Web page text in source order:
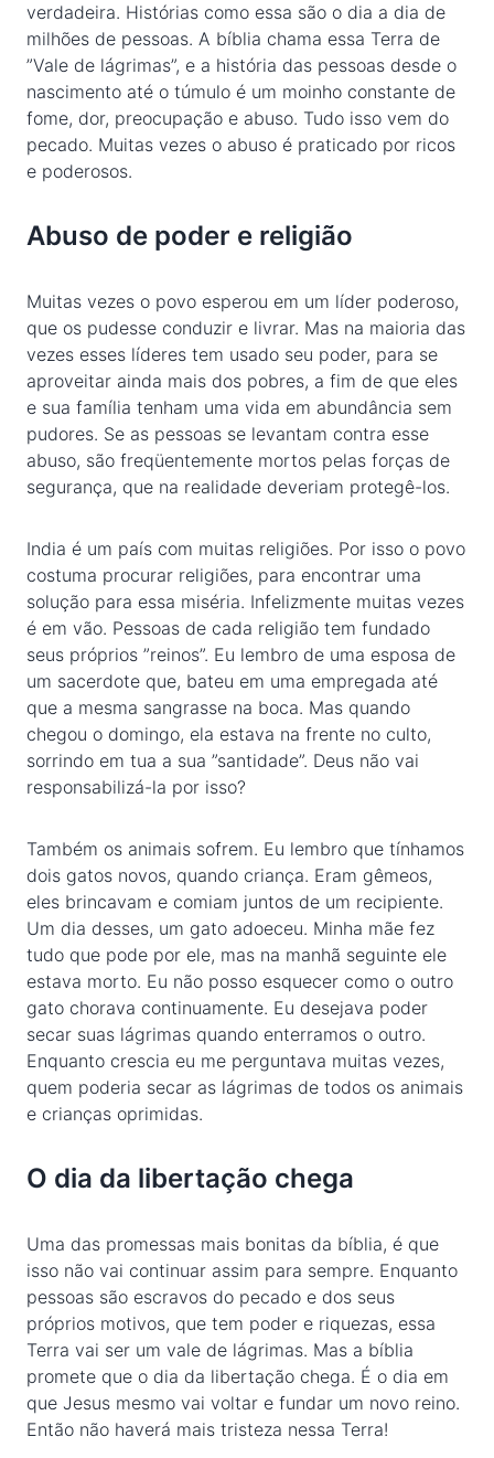
verdadeira. Histórias como essa são o dia a dia de
milhões de pessoas. A bíblia chama essa Terra de
”Vale de lágrimas”, e a história das pessoas desde o
nascimento até o túmulo é um moinho constante de
fome, dor, preocupação e abuso. Tudo isso vem do
pecado. Muitas vezes o abuso é praticado por ricos
e poderosos.
Abuso de poder e religião
Muitas vezes o povo esperou em um líder poderoso,
que os pudesse conduzir e livrar. Mas na maioria das
vezes esses líderes tem usado seu poder, para se
aproveitar ainda mais dos pobres, a fim de que eles
e sua família tenham uma vida em abundância sem
pudores. Se as pessoas se levantam contra esse
abuso, são freqüentemente mortos pelas forças de
segurança, que na realidade deveriam protegê-los.
India é um país com muitas religiões. Por isso o povo
costuma procurar religiões, para encontrar uma
solução para essa miséria. Infelizmente muitas vezes
é em vão. Pessoas de cada religião tem fundado
seus próprios ”reinos”. Eu lembro de uma esposa de
um sacerdote que, bateu em uma empregada até
que a mesma sangrasse na boca. Mas quando
chegou o domingo, ela estava na frente no culto,
sorrindo em tua a sua ”santidade”. Deus não vai
responsabilizá-la por isso?
Também os animais sofrem. Eu lembro que tínhamos
dois gatos novos, quando criança. Eram gêmeos,
eles brincavam e comiam juntos de um recipiente.
Um dia desses, um gato adoeceu. Minha mãe fez
tudo que pode por ele, mas na manhã seguinte ele
estava morto. Eu não posso esquecer como o outro
gato chorava continuamente. Eu desejava poder
secar suas lágrimas quando enterramos o outro.
Enquanto crescia eu me perguntava muitas vezes,
quem poderia secar as lágrimas de todos os animais
e crianças oprimidas.
O dia da libertação chega
Uma das promessas mais bonitas da bíblia, é que
isso não vai continuar assim para sempre. Enquanto
pessoas são escravos do pecado e dos seus
próprios motivos, que tem poder e riquezas, essa
Terra vai ser um vale de lágrimas. Mas a bíblia
promete que o dia da libertação chega. É o dia em
que Jesus mesmo vai voltar e fundar um novo reino.
Então não haverá mais tristeza nessa Terra!